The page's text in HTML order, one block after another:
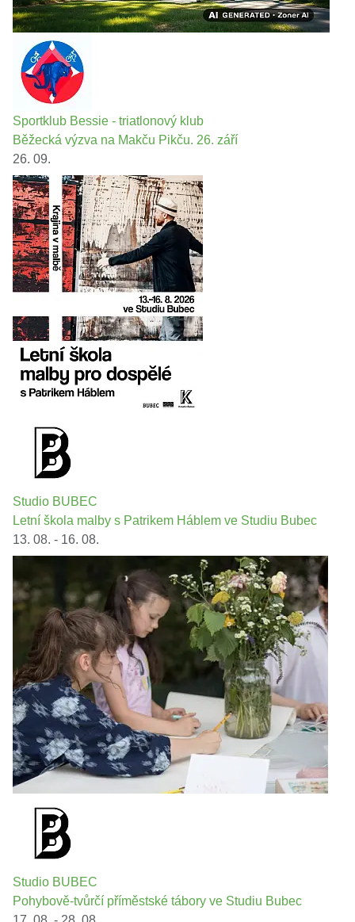
Sportklub Bessie - triatlonový klub
Běžecká výzva na Makču Pikču. 26. září
26. 09.
Studio BUBEC
Letní škola malby s Patrikem Háblem ve Studiu Bubec
13. 08. - 16. 08.
Studio BUBEC
Pohybově-tvůrčí příměstské tábory ve Studiu Bubec